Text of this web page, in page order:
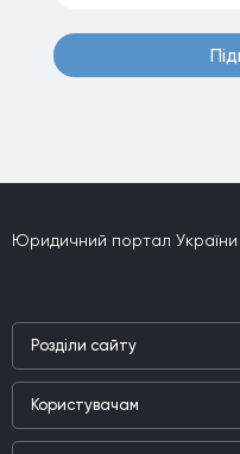
Юридичний портал України
Роздiли сайту
Наука
Практика
Користувачам
Реєстр користувачiв